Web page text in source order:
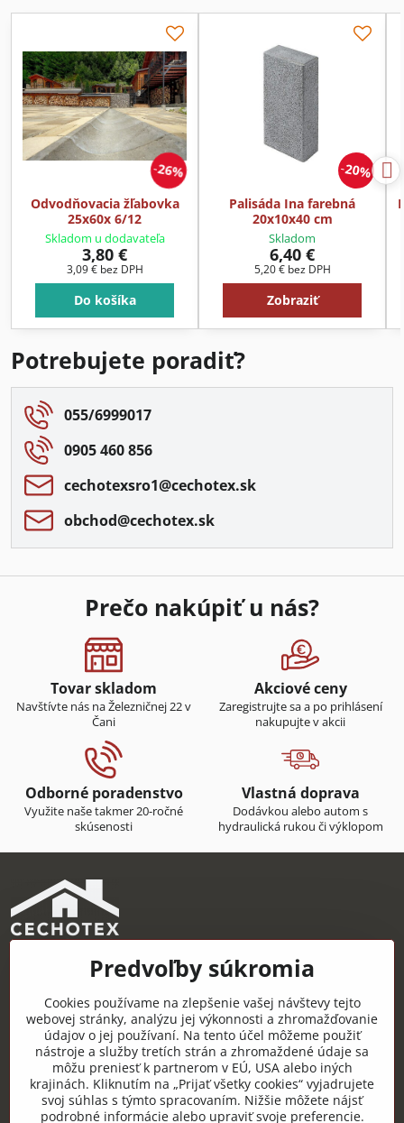
26%
Odvodňovacia žľabovka
25x60x 6/12
Skladom u dodavateľa
3,80 €
3,09 € bez DPH
Do košíka
20%
Palisáda Ina farebná
20x10x40 cm
Skladom
6,40 €
5,20 € bez DPH
Zobraziť
Potrebujete poradiť?
055/6999017
0905 460 856
cechotexsro1​@cechotex​.sk
obchod​@cechotex​.sk
Prečo nakúpiť u nás?
Tovar skladom
Navštívte nás na Železničnej 22 v
Čani
Akciové ceny
Zaregistrujte sa a po prihlásení
nakupujte v akcii
Odborné poradenstvo
Využite naše takmer 20-ročné
skúsenosti
Vlastná doprava
Dodávkou alebo autom s
hydraulická rukou či výklopom
CECHOTEX s.r.o.
Železničná 22, 044 14 Čaňa
IČO: 48181757
DIČ: 2120085451
IČ DPH: SK2120085451
Užitočné odkazy
Predvoľby súkromia
Cookies používame na zlepšenie vašej návštevy tejto
webovej stránky, analýzu jej výkonnosti a zhromažďovanie
údajov o jej používaní. Na tento účel môžeme použiť
nástroje a služby tretích strán a zhromaždené údaje sa
môžu preniesť k partnerom v EÚ, USA alebo iných
krajinách. Kliknutím na „Prijať všetky cookies“ vyjadrujete
svoj súhlas s týmto spracovaním. Nižšie môžete nájsť
podrobné informácie alebo upraviť svoje preferencie.